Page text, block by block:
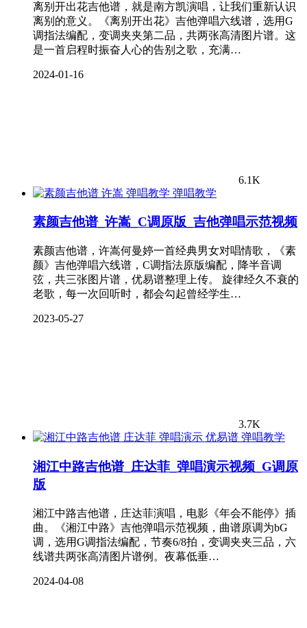
离别开出花吉他谱，就是南方凯演唱，让我们重新认识
离别的意义。《离别开出花》吉他弹唱六线谱，选用G
调指法编配，变调夹夹第二品，共两张高清图片谱。这
是一首启程时振奋人心的告别之歌，充满…
2024-01-16
6.1K
弹唱教学
素颜吉他谱_许嵩_C调原版_吉他弹唱示范视频
素颜吉他谱，许嵩何曼婷一首经典男女对唱情歌，《素
颜》吉他弹唱六线谱，C调指法原版编配，降半音调
弦，共三张图片谱，优易谱整理上传。 旋律经久不衰的
老歌，每一次回听时，都会勾起曾经学生…
2023-05-27
3.7K
弹唱教学
湘江中路吉他谱_庄达菲_弹唱演示视频_G调原
版
湘江中路吉他谱，庄达菲演唱，电影《年会不能停》插
曲。《湘江中路》吉他弹唱示范视频，曲谱原调为bG
调，选用G调指法编配，节奏6/8拍，变调夹夹三品，六
线谱共两张高清图片谱例。夜幕低垂…
2024-04-08